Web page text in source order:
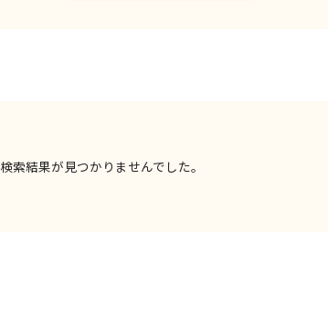
検索結果が見つかりませんでした。